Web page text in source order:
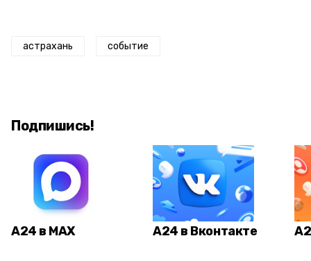
астрахань событие
Подпишись!
А24 в MAX А24 в Вконтакте